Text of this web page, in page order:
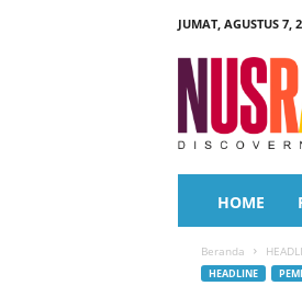
JUMAT, AGUSTUS 7,
a
HOME
Beranda
HEADLINE